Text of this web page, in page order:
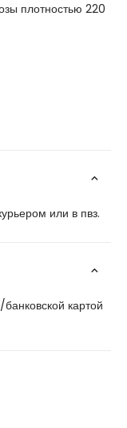
плотностью 220
или в пвз.
картой